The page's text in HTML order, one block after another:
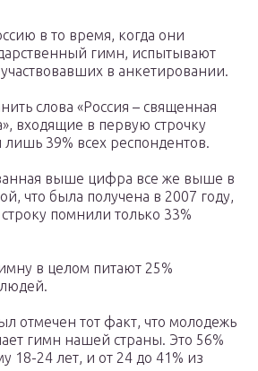
в то время, когда они
гимн, испытывают
в анкетировании.
слова «Россия – священная
входящие в первую строчку
лишь 39% всех респондентов.
выше цифра все же выше в
что была получена в 2007 году,
помнили только 33%
в целом питают 25%
отмечен тот факт, что молодежь
гимн нашей страны. Это 56%
18-24 лет, и от 24 до 41% из